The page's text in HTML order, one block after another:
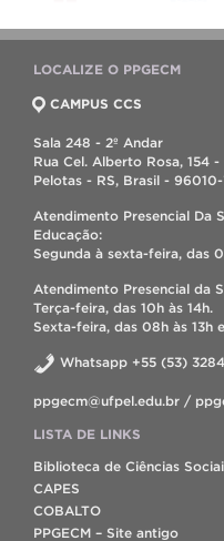
LOCALIZE O PPGECM
CAMPUS CCS
Sala 248 - 2º Andar
Rua Cel. Alberto Rosa, 154
Pelotas - RS, Brasil -
Atendimento Presencial Da
Educação:
Segunda à sexta-feira, das
Atendimento Presencial da
Terça-feira, das 10h às 14h.
Sexta-feira, das 08h às 13h
Whatsapp +55 (53)
ppgecm@ufpel.edu.br /
LISTA DE LINKS
Biblioteca de Ciências
CAPES
COBALTO
PPGECM – Site antigo